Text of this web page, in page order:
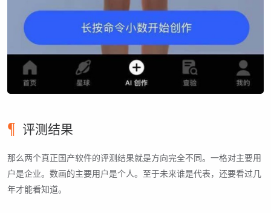
评测结果
那么两个真正国产软件的评测结果就是方向完全不同。一格对主要用
户是企业。数画的主要用户是个人。至于未来谁是代表，还要看过几
年才能看知道。